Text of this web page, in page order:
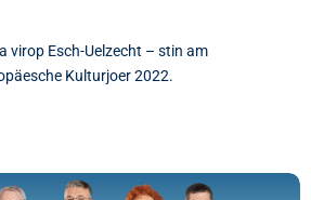
virop Esch-Uelzecht – stin am
Kulturjoer 2022.